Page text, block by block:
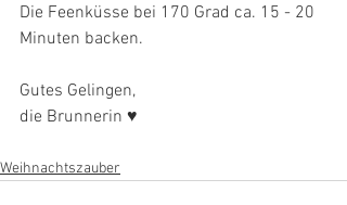
Die Feenküsse bei 170 Grad ca. 15 - 20
Minuten backen.
Gutes Gelingen,
die Brunnerin ♥
Weihnachtszauber